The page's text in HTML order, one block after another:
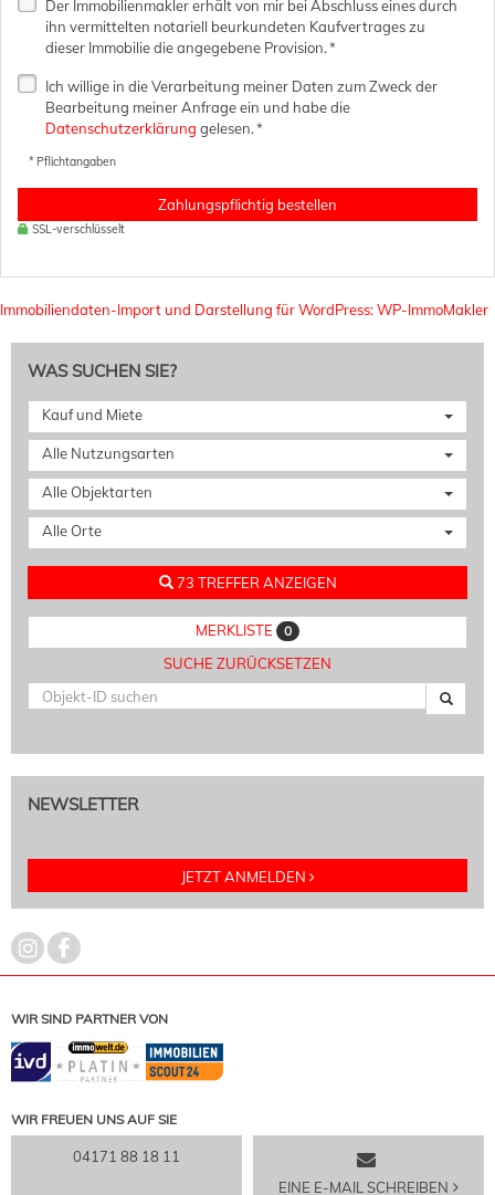
Der Immobilienmakler erhält von mir bei Abschluss eines durch
ihn vermittelten notariell beurkundeten Kaufvertrages zu
dieser Immobilie die angegebene Provision. *
Ich willige in die Verarbeitung meiner Daten zum Zweck der
Bearbeitung meiner Anfrage ein und habe die
Datenschutzerklärung gelesen. *
* Pflichtangaben
Zahlungspflichtig bestellen
SSL-verschlüsselt
Immobiliendaten-Import und Darstellung für WordPress: WP-ImmoMakler
WAS SUCHEN SIE?
Kauf und Miete
Alle Nutzungsarten
Alle Objektarten
Alle Orte
73 TREFFER ANZEIGEN
MERKLISTE 0
SUCHE ZURÜCKSETZEN
NEWSLETTER
JETZT ANMELDEN
WIR SIND PARTNER VON
WIR FREUEN UNS AUF SIE
04171 88 18 11
EINE E-MAIL SCHREIBEN